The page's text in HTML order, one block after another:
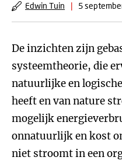
Edwin Tuin | 5
De inzichten zijn
systeemtheorie, die
natuurlijke en
heeft en van nature
mogelijk
onnatuurlijk en kost
niet stroomt in een